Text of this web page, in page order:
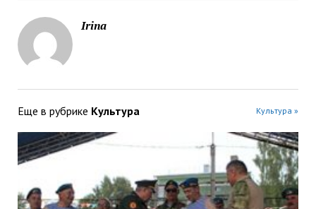
Irina
Еще в рубрике Культура Культура »